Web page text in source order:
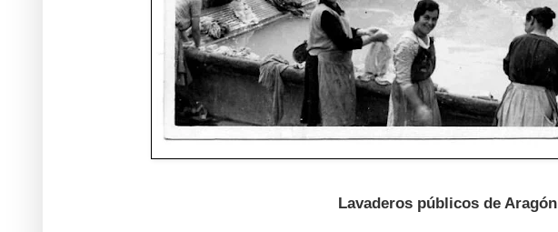
Lavaderos públicos de Aragón